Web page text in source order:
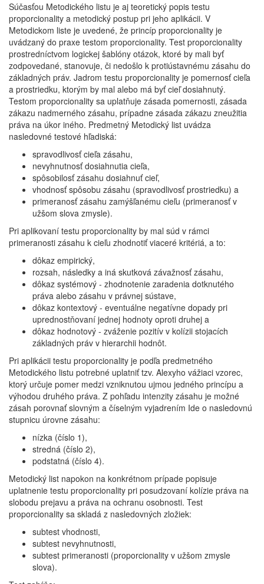
Súčasťou Metodického listu je aj teoretický popis testu
proporcionality a metodický postup pri jeho aplikácii. V
Metodickom liste je uvedené, že princíp proporcionality je
uvádzaný do praxe testom proporcionality. Test proporcionality
prostredníctvom logickej šablóny otázok, ktoré by mali byť
zodpovedané, stanovuje, či nedošlo k protiústavnému zásahu do
základných práv. Jadrom testu proporcionality je pomernosť cieľa
a prostriedku, ktorým by mal alebo má byť cieľ dosiahnutý.
Testom proporcionality sa uplatňuje zásada pomernosti, zásada
zákazu nadmerného zásahu, prípadne zásada zákazu zneužitia
práva na úkor iného. Predmetný Metodický list uvádza
nasledovné testové hľadiská:
spravodlivosť cieľa zásahu,
nevyhnutnosť dosiahnutia cieľa,
spôsobilosť zásahu dosiahnuť cieľ,
vhodnosť spôsobu zásahu (spravodlivosť prostriedku) a
primeranosť zásahu zamýšľanému cieľu (primeranosť v
užšom slova zmysle).
Pri aplikovaní testu proporcionality by mal súd v rámci
primeranosti zásahu k cieľu zhodnotiť viaceré kritériá, a to:
dôkaz empirický,
rozsah, následky a iná skutková závažnosť zásahu,
dôkaz systémový - zhodnotenie zaradenia dotknutého
práva alebo zásahu v právnej sústave,
dôkaz kontextový - eventuálne negatívne dopady pri
uprednostňovaní jednej hodnoty oproti druhej a
dôkaz hodnotový - zváženie pozitív v kolízii stojacích
základných práv v hierarchii hodnôt.
Pri aplikácii testu proporcionality je podľa predmetného
Metodického listu potrebné uplatniť tzv. Alexyho vážiaci vzorec,
ktorý určuje pomer medzi vzniknutou ujmou jedného princípu a
výhodou druhého práva. Z pohľadu intenzity zásahu je možné
zásah porovnať slovným a číselným vyjadrením Ide o nasledovnú
stupnicu úrovne zásahu:
nízka (číslo 1),
stredná (číslo 2),
podstatná (číslo 4).
Metodický list napokon na konkrétnom prípade popisuje
uplatnenie testu proporcionality pri posudzovaní kolízie práva na
slobodu prejavu a práva na ochranu osobnosti. Test
proporcionality sa skladá z nasledovných zložiek:
subtest vhodnosti,
subtest nevyhnutnosti,
subtest primeranosti (proporcionality v užšom zmysle
slova).